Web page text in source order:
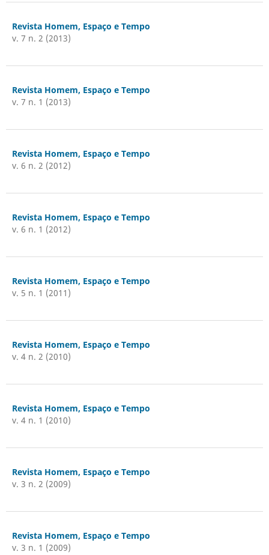
Revista Homem, Espaço e Tempo
v. 7 n. 2 (2013)
Revista Homem, Espaço e Tempo
v. 7 n. 1 (2013)
Revista Homem, Espaço e Tempo
v. 6 n. 2 (2012)
Revista Homem, Espaço e Tempo
v. 6 n. 1 (2012)
Revista Homem, Espaço e Tempo
v. 5 n. 1 (2011)
Revista Homem, Espaço e Tempo
v. 4 n. 2 (2010)
Revista Homem, Espaço e Tempo
v. 4 n. 1 (2010)
Revista Homem, Espaço e Tempo
v. 3 n. 2 (2009)
Revista Homem, Espaço e Tempo
v. 3 n. 1 (2009)